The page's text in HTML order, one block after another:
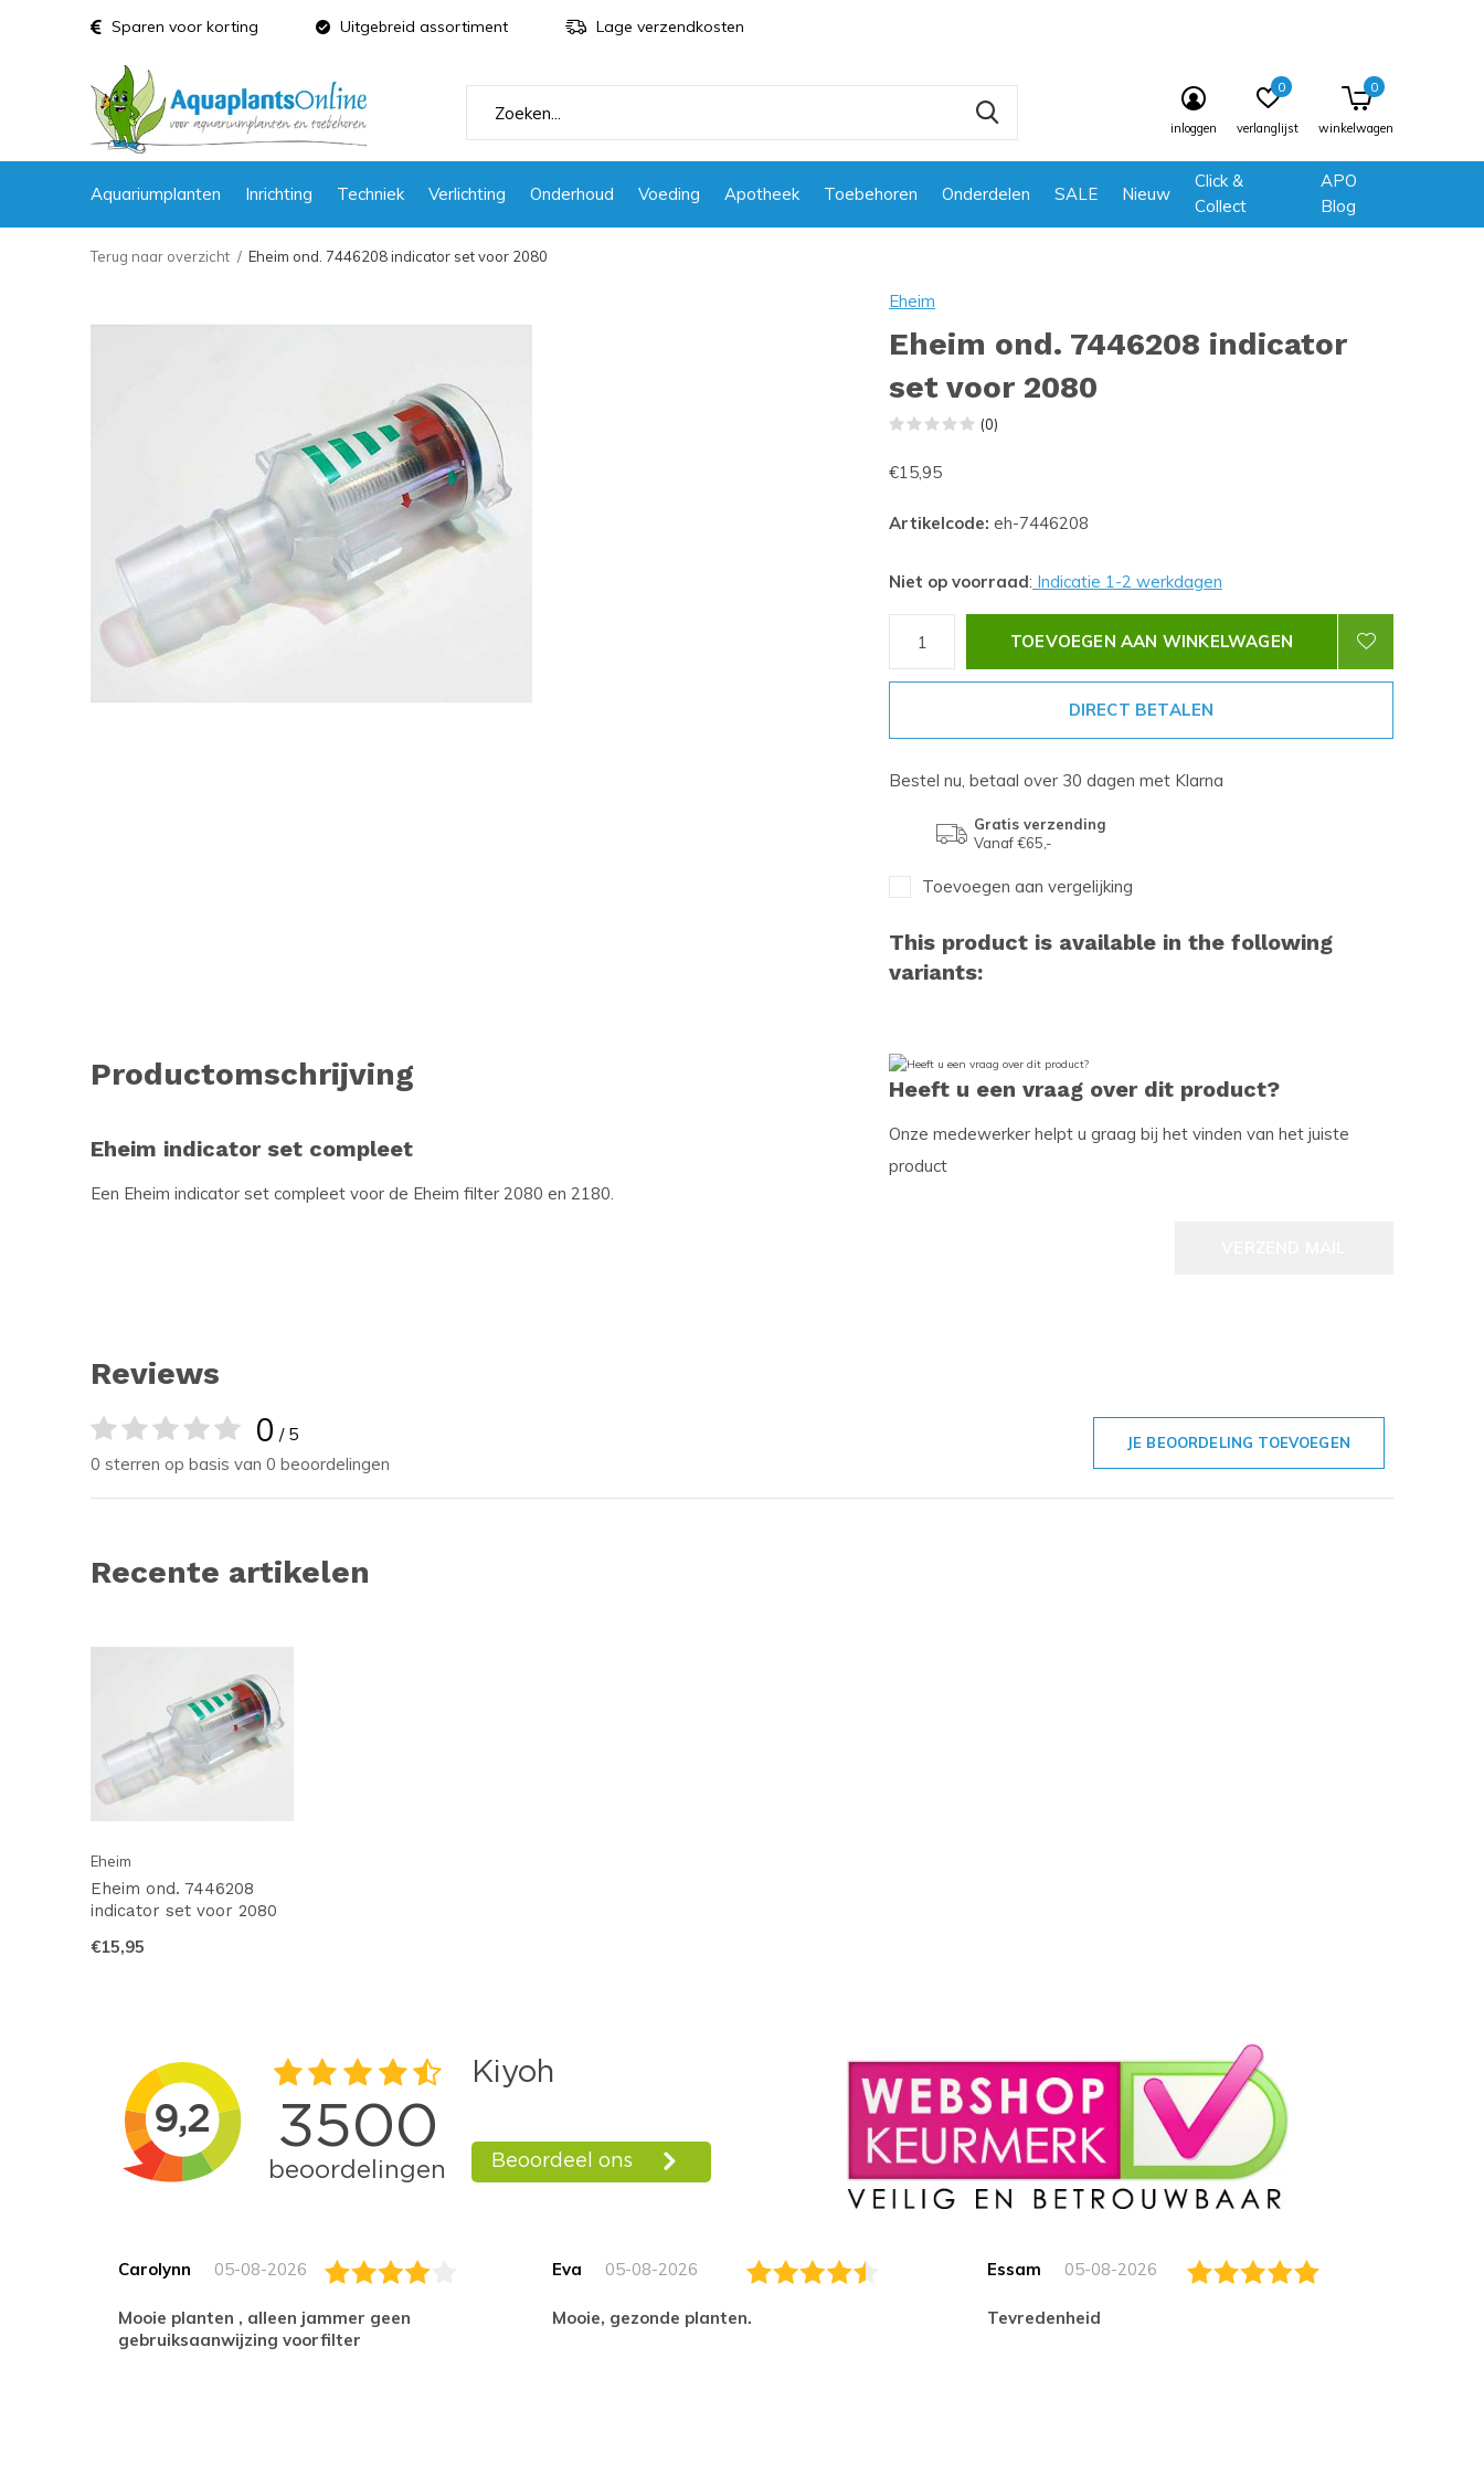
Aquariumplanten Inrichting Techniek Verlichting Onderhoud Voeding Apotheek Toebehoren Onderdelen SALE Nieuw
Click &
Collect
APO
Blog
inloggen verlanglijst
0
winkelwagen
0
Sparen voor korting Uitgebreid assortiment Lage verzendkosten
Terug naar overzicht Eheim ond. 7446208 indicator set voor 2080
Eheim
Eheim ond. 7446208 indicator
set voor 2080
(0)
€15,95
Artikelcode: eh-7446208
Niet op voorraad: Indicatie 1-2 werkdagen
TOEVOEGEN AAN WINKELWAGEN
DIRECT BETALEN
Bestel nu, betaal over 30 dagen met Klarna
Gratis verzending
Vanaf €65,-
Toevoegen aan vergelijking
This product is available in the following
variants:
Productomschrijving
Eheim indicator set compleet
Een Eheim indicator set compleet voor de Eheim filter 2080 en 2180.
Heeft u een vraag over dit product?
Onze medewerker helpt u graag bij het vinden van het juiste
product
Reviews
0 / 5
0 sterren op basis van 0 beoordelingen
JE BEOORDELING TOEVOEGEN
Recente artikelen
Eheim
Eheim ond. 7446208
indicator set voor 2080
€15,95
Carolynn 05-08-2026
Mooie planten , alleen jammer geen
gebruiksaanwijzing voorfilter
Eva 05-08-2026
Mooie, gezonde planten.
Essam 05-08-2026
tevredenheid